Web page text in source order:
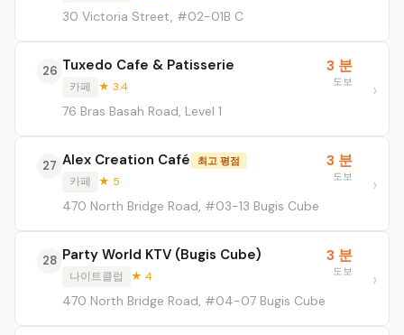
30 Victoria Street, #02-01B C
26 Tuxedo Cafe & Patisserie
카페 ★ 3.4
76 Bras Basah Road, Level 1
3 분
도보
27 Alex Creation Café 최고 평점
카페 ★ 5
470 North Bridge Road, #03-13 Bugis Cube
3 분
도보
28 Party World KTV (Bugis Cube)
나이트클럽 ★ 4
470 North Bridge Road, #04-07 Bugis Cube
3 분
도보